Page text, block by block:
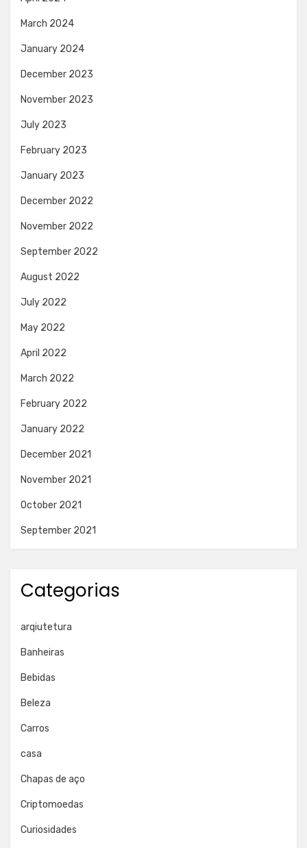
March 2024
January 2024
December 2023
November 2023
July 2023
February 2023
January 2023
December 2022
November 2022
September 2022
August 2022
July 2022
May 2022
April 2022
March 2022
February 2022
January 2022
December 2021
November 2021
October 2021
September 2021
Categorias
arqiutetura
Banheiras
Bebidas
Beleza
Carros
casa
Chapas de aço
Criptomoedas
Curiosidades